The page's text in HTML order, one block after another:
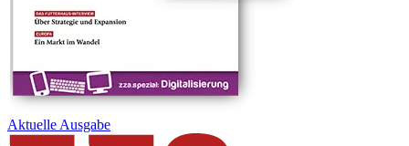
Aktuelle Ausgabe